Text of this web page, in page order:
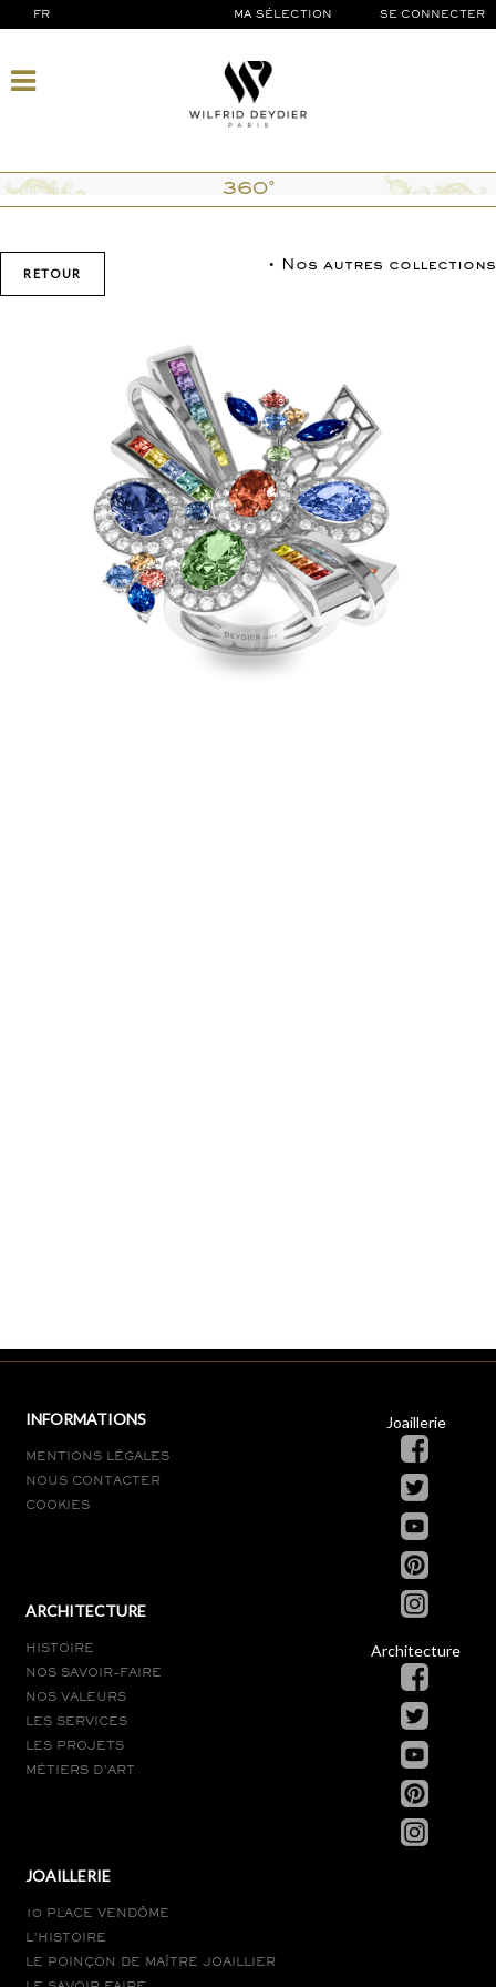
FR MA SÉLECTION SE CONNECTER
360°
• Nos autres collections
RETOUR
INFORMATIONS
MENTIONS LÉGALES
NOUS CONTACTER
COOKIES
ARCHITECTURE
HISTOIRE
NOS SAVOIR-FAIRE
NOS VALEURS
LES SERVICES
LES PROJETS
MÉTIERS D’ART
JOAILLERIE
10 PLACE VENDÔME
L’HISTOIRE
LE POINÇON DE MAÎTRE JOAILLIER
Joaillerie
Architecture